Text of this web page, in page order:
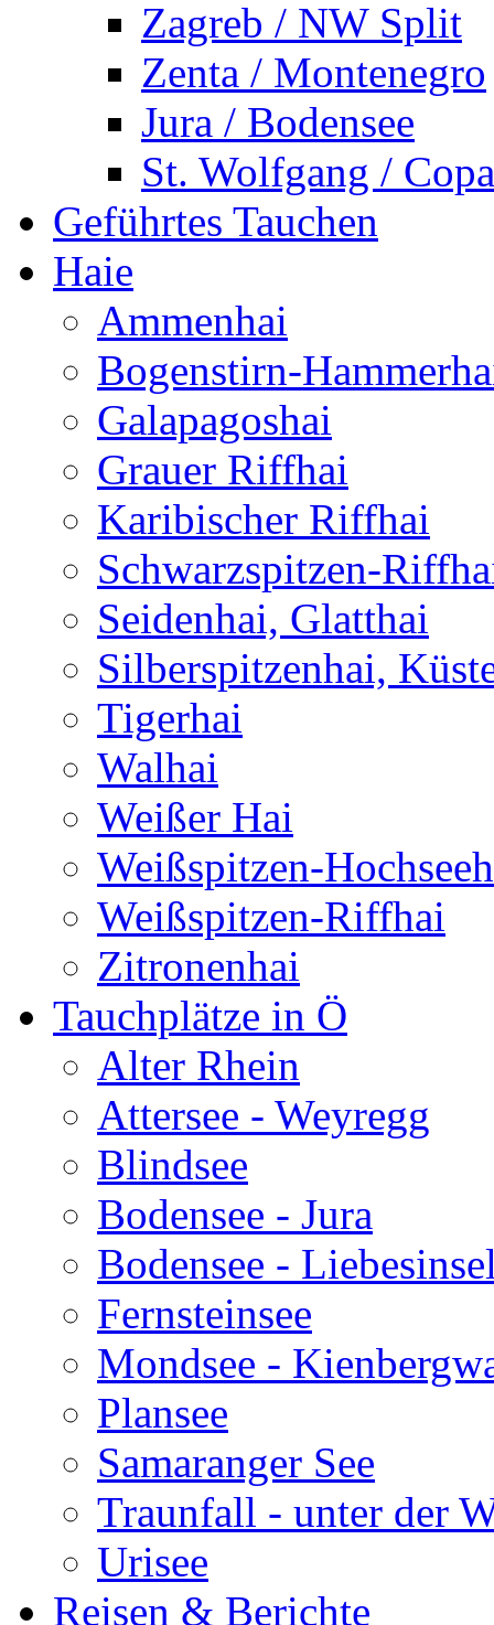
Zagreb / NW Split
Zenta / Montenegro
Jura / Bodensee
St. Wolfgang /
Geführtes Tauchen
Haie
Ammenhai
Bogenstirn-
Galapagoshai
Grauer Riffhai
Karibischer Riffhai
Schwarzspitzen-
Seidenhai, Glatthai
Silberspitzenhai,
Tigerhai
Walhai
Weißer Hai
Weißspitzen-
Weißspitzen-Riffhai
Zitronenhai
Tauchplätze in Ö
Alter Rhein
Attersee - Weyregg
Blindsee
Bodensee - Jura
Bodensee -
Fernsteinsee
Mondsee -
Plansee
Samaranger See
Traunfall - unter der
Urisee
Reisen & Berichte